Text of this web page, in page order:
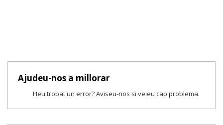
Ajudeu-nos a millorar
Heu trobat un error? Aviseu-nos si veieu cap problema.